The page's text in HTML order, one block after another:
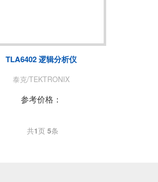
TLA6402 逻辑分析仪
泰克/TEKTRONIX
参考价格：
共1页 5条